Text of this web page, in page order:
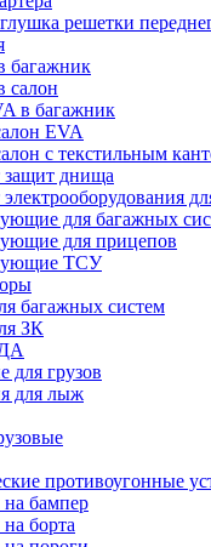
решетки
багажник
салон
в багажник
EVA
с текстильным
защит днища
для багажных
для прицепов
ТСУ
багажных систем
ЗК
для грузов
для лыж
противоугонные
бампер
борта